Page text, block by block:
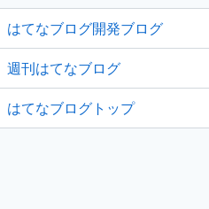
はてなブログ開発ブログ
週刊はてなブログ
はてなブログトップ